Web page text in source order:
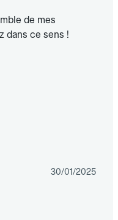
de mes
dans ce sens !
30/01/2025